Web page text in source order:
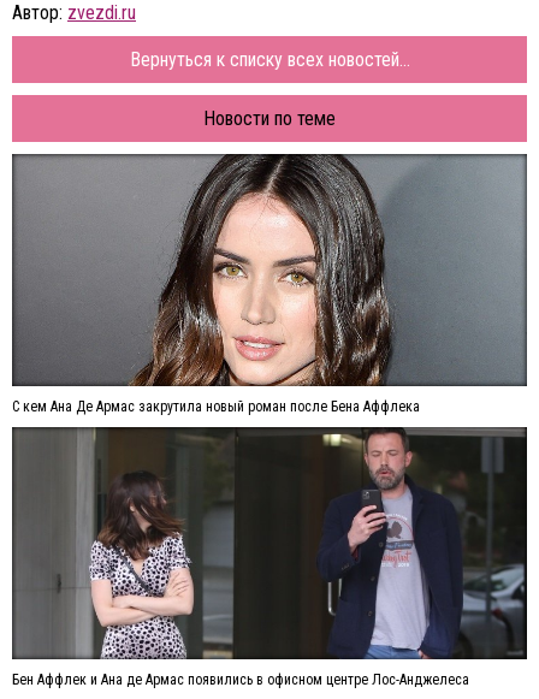
Автор: zvezdi.ru
Вернуться к списку всех новостей...
Новости по теме
С кем Ана Де Армас закрутила новый роман после Бена Аффлека
Бен Аффлек и Ана де Армас появились в офисном центре Лос-Анджелеса